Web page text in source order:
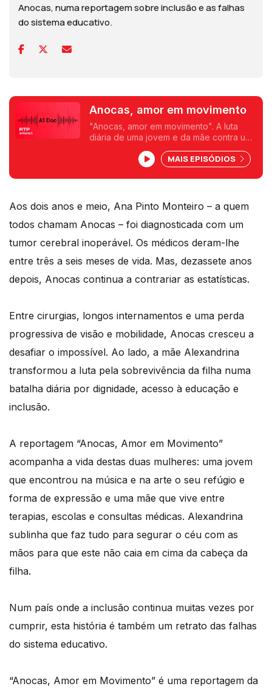
Anocas, numa reportagem sobre inclusão e as falhas
do sistema educativo.
Anocas, amor em movimento
"Anocas, amor em movimento". A luta
diária de uma jovem e da mãe contra uma
vezes falha. A1 Doc da autoria da
jornalista Tatiana Felício.
MAIS EPISÓDIOS
Aos dois anos e meio, Ana Pinto Monteiro – a quem
todos chamam Anocas – foi diagnosticada com um
tumor cerebral inoperável. Os médicos deram-lhe
entre três a seis meses de vida. Mas, dezassete anos
depois, Anocas continua a contrariar as estatísticas.
Entre cirurgias, longos internamentos e uma perda
progressiva de visão e mobilidade, Anocas cresceu a
desafiar o impossível. Ao lado, a mãe Alexandrina
transformou a luta pela sobrevivência da filha numa
batalha diária por dignidade, acesso à educação e
inclusão.
A reportagem “Anocas, Amor em Movimento”
acompanha a vida destas duas mulheres: uma jovem
que encontrou na música e na arte o seu refúgio e
forma de expressão e uma mãe que vive entre
terapias, escolas e consultas médicas. Alexandrina
sublinha que faz tudo para segurar o céu com as
mãos para que este não caia em cima da cabeça da
filha.
Num país onde a inclusão continua muitas vezes por
cumprir, esta história é também um retrato das falhas
do sistema educativo.
“Anocas, Amor em Movimento” é uma reportagem da